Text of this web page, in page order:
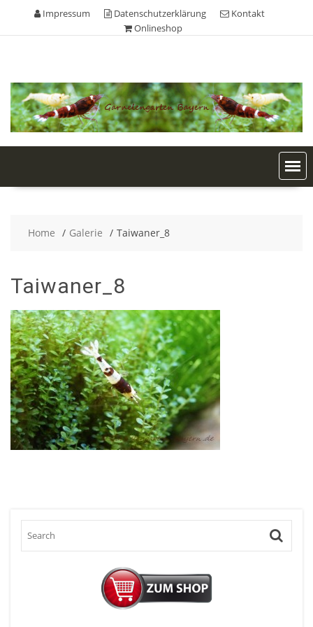
content
Impressum Datenschutzerklärung
Kontakt
Onlineshop
Home Galerie Taiwaner_8
Taiwaner_8